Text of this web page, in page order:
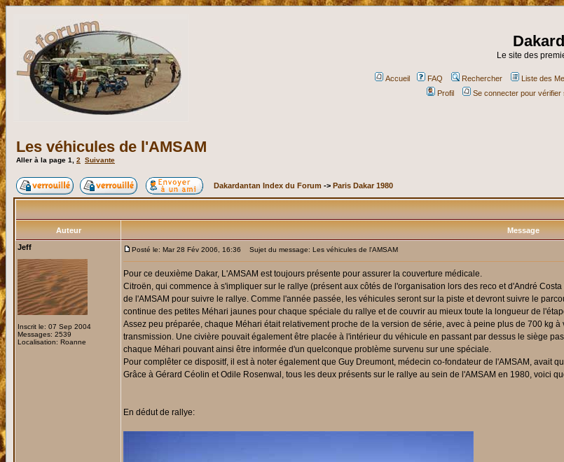
Le site des
Accueil FAQ Rechercher Liste des
Profil
Se connecter pour
Les véhicules de l'AMSAM
Aller à la page 1 2 Suivante
Dakardantan Index du Forum -> Paris Dakar 1980
Auteur
Message
Jeff
Inscrit le: 07 Sep 2004
Messages: 2539
Localisation: Roanne
Posté le: Mar 28 Fév 2006, 16:36 Sujet du message: Les véhicules de l'AMSAM
Pour ce deuxième Dakar, L'AMSAM est toujours présente pour assurer la couverture médicale.
Citroën, qui commence à s'impliquer sur le rallye (présent aux côtés de l'organisation lors des reco et d'André
de l'AMSAM pour suivre le rallye. Comme l'année passée, les véhicules seront sur la piste et devront suivre le
continue des petites Méhari jaunes pour chaque spéciale du rallye et de couvrir au mieux toute la longueur de
Assez peu préparée, chaque Méhari était relativement proche de la version de série, avec à peine plus de 700 kg
transmission. Une civière pouvait également être placée à l'intérieur du véhicule en passant par dessus le siège
chaque Méhari pouvant ainsi être informée d'un quelconque problème survenu sur une spéciale.
Pour complêter ce dispositf, il est à noter également que Guy Dreumont, médecin co-fondateur de l'AMSAM, avait
Grâce à Gérard Céolin et Odile Rosenwal, tous les deux présents sur le rallye au sein de l'AMSAM en 1980, voici
En dédut de rallye: